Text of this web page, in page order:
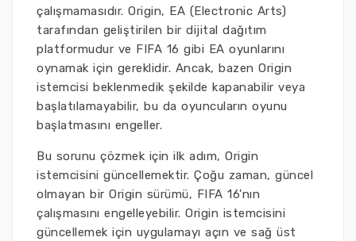
çalışmamasıdır. Origin, EA (Electronic Arts)
tarafından geliştirilen bir dijital dağıtım
platformudur ve FIFA 16 gibi EA oyunlarını
oynamak için gereklidir. Ancak, bazen Origin
istemcisi beklenmedik şekilde kapanabilir veya
başlatılamayabilir, bu da oyuncuların oyunu
başlatmasını engeller.
Bu sorunu çözmek için ilk adım, Origin
istemcisini güncellemektir. Çoğu zaman, güncel
olmayan bir Origin sürümü, FIFA 16'nın
çalışmasını engelleyebilir. Origin istemcisini
güncellemek için uygulamayı açın ve sağ üst